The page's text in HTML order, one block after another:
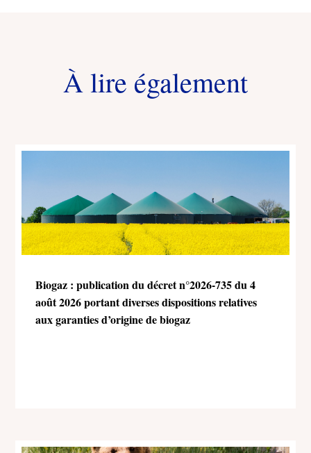
À lire également
Biogaz : publication du décret n°2026-735 du 4
août 2026 portant diverses dispositions relatives
aux garanties d’origine de biogaz